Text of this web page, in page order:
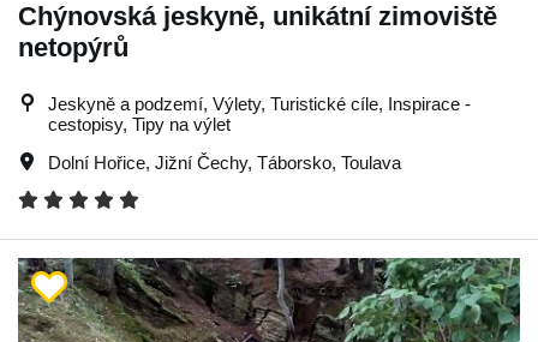
Chýnovská jeskyně, unikátní zimoviště
netopýrů
Jeskyně a podzemí, Výlety, Turistické cíle, Inspirace -
cestopisy, Tipy na výlet
Dolní Hořice, Jižní Čechy, Táborsko, Toulava